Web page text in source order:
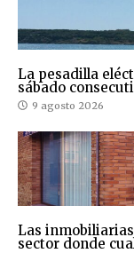
La pesadilla
sábado
9 agosto 2026
Las
sector donde